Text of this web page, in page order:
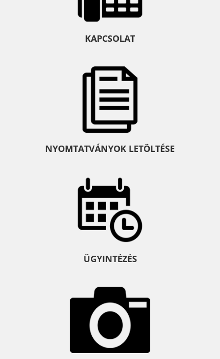
KAPCSOLAT
NYOMTATVÁNYOK LETÖLTÉSE
ÜGYINTÉZÉS